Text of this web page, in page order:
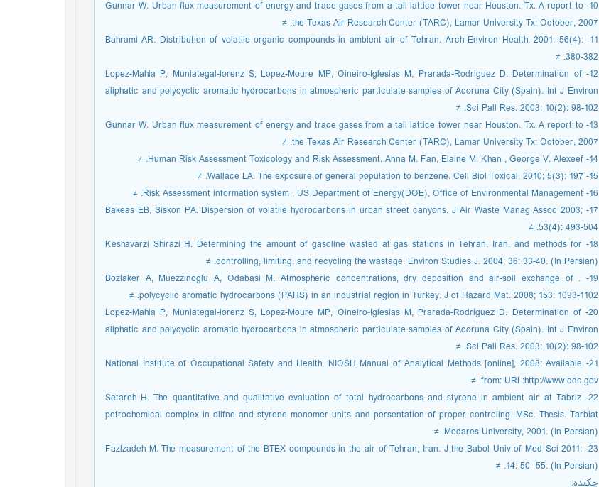
10- Gunnar W. Urban flux measurement of energy and trace gases from a tall lattice tower near Houston. Tx. A report to
the Texas Air Research Center (TARC), Lamar University Tx; October, 2007. ≠
11- Bahrami AR. Distribution of volatile organic compounds in ambient air of Tehran. Arch Environ Health. 2001; 56(4):
380-382. ≠
12- Lopez-Mahia P, Muniategal-lorenz S, Lopez-Moure MP, Oineiro-Iglesias M, Prarada-Rodriguez D. Determination of
aliphatic and polycyclic aromatic hydrocarbons in atmospheric particulate samples of Acoruna City (Spain). Int J Environ
Sci Pall Res. 2003; 10(2): 98-102. ≠
13- Gunnar W. Urban flux measurement of energy and trace gases from a tall lattice tower near Houston. Tx. A report to
the Texas Air Research Center (TARC), Lamar University Tx; October, 2007. ≠
14- Human Risk Assessment Toxicology and Risk Assessment. Anna M. Fan, Elaine M. Khan , George V. Alexeef. ≠
15- Wallace LA. The exposure of general population to benzene. Cell Biol Toxical, 2010; 5(3): 197. ≠
16- Risk Assessment information system , US Department of Energy(DOE), Office of Environmental Management. ≠
17- Bakeas EB, Siskon PA. Dispersion of volatile hydrocarbons in urban street canyons. J Air Waste Manag Assoc 2003;
53(4): 493-504. ≠
18- Keshavarzi Shirazi H. Determining the amount of gasoline wasted at gas stations in Tehran, Iran, and methods for
controlling, limiting, and recycling the wastage. Environ Studies J. 2004; 36: 33-40. (In Persian). ≠
19- . Bozlaker A, Muezzinoglu A, Odabasi M. Atmospheric concentrations, dry deposition and air-soil exchange of
polycyclic aromatic hydrocarbons (PAHS) in an industrial region in Turkey. J of Hazard Mat. 2008; 153: 1093-1102. ≠
20- Lopez-Mahia P, Muniategal-lorenz S, Lopez-Moure MP, Oineiro-Iglesias M, Prarada-Rodriguez D. Determination of
aliphatic and polycyclic aromatic hydrocarbons in atmospheric particulate samples of Acoruna City (Spain). Int J Environ
Sci Pall Res. 2003; 10(2): 98-102. ≠
21- National Institute of Occupational Safety and Health, NIOSH Manual of Analytical Methods [online], 2008: Available
from: URL:http://www.cdc.gov. ≠
22- Setareh H. The quantitative and qualitative evaluation of total hydrocarbons and styrene in ambient air at Tabriz
petrochemical complex in olifne and styrene monomer units and persentation of proper controling. MSc. Thesis. Tarbiat
Modares University, 2001. (In Persian). ≠
23- Fazlzadeh M. The measurement of the BTEX compounds in the air of Tehran, Iran. J the Babol Univ of Med Sci 2011;
14: 50- 55. (In Persian). ≠
چکیده: